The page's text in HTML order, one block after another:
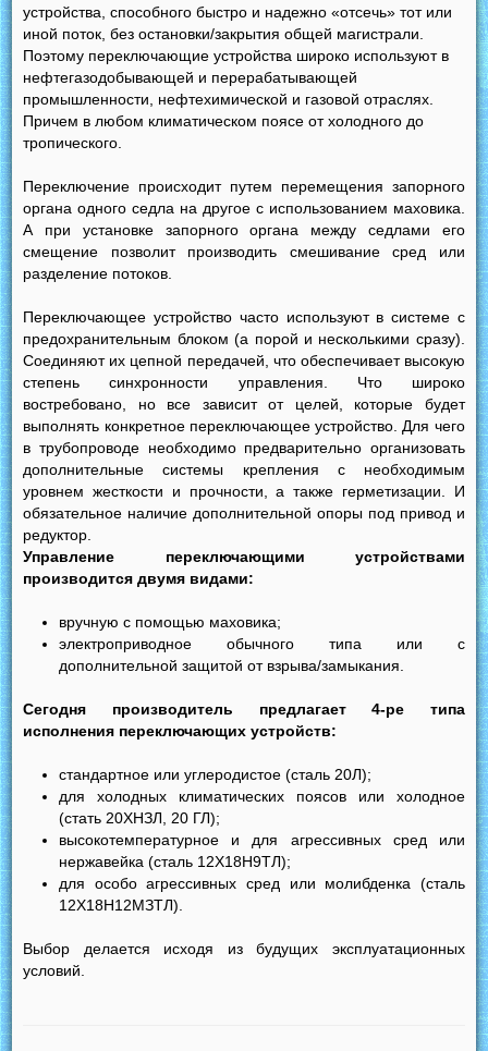
устройства, способного быстро и надежно «отсечь» тот или
иной поток, без остановки/закрытия общей магистрали.
Поэтому переключающие устройства широко используют в
нефтегазодобывающей и перерабатывающей
промышленности, нефтехимической и газовой отраслях.
Причем в любом климатическом поясе от холодного до
тропического.
Переключение происходит путем перемещения запорного
органа одного седла на другое с использованием маховика.
А при установке запорного органа между седлами его
смещение позволит производить смешивание сред или
разделение потоков.
Переключающее устройство часто используют в системе с
предохранительным блоком (а порой и несколькими сразу).
Соединяют их цепной передачей, что обеспечивает высокую
степень синхронности управления. Что широко
востребовано, но все зависит от целей, которые будет
выполнять конкретное переключающее устройство. Для чего
в трубопроводе необходимо предварительно организовать
дополнительные системы крепления с необходимым
уровнем жесткости и прочности, а также герметизации. И
обязательное наличие дополнительной опоры под привод и
редуктор.
Управление переключающими устройствами
производится двумя видами:
вручную с помощью маховика;
электроприводное обычного типа или с
дополнительной защитой от взрыва/замыкания.
Сегодня производитель предлагает 4-ре типа
исполнения переключающих устройств:
стандартное или углеродистое (сталь 20Л);
для холодных климатических поясов или холодное
(стать 20ХНЗЛ, 20 ГЛ);
высокотемпературное и для агрессивных сред или
нержавейка (сталь 12Х18Н9ТЛ);
для особо агрессивных сред или молибденка (сталь
12Х18Н12МЗТЛ).
Выбор делается исходя из будущих эксплуатационных
условий.